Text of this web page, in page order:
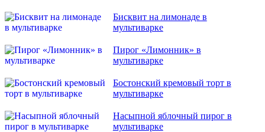
Бисквит на лимонаде в
мультиварке
Пирог «Лимонник» в
мультиварке
Бостонский кремовый торт в
мультиварке
Насыпной яблочный пирог в
мультиварке